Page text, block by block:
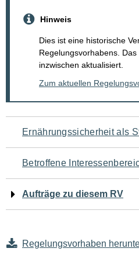
Hinweis
Dies ist eine historische
Regelungsvorhabens.
inzwischen aktualisiert.
Zum aktuellen
Navigation
für
den
Seiteninhalt
Ernährungssicherheit als
Betroffene
Aufträge zu diesem RV
Regelungsvorhaben